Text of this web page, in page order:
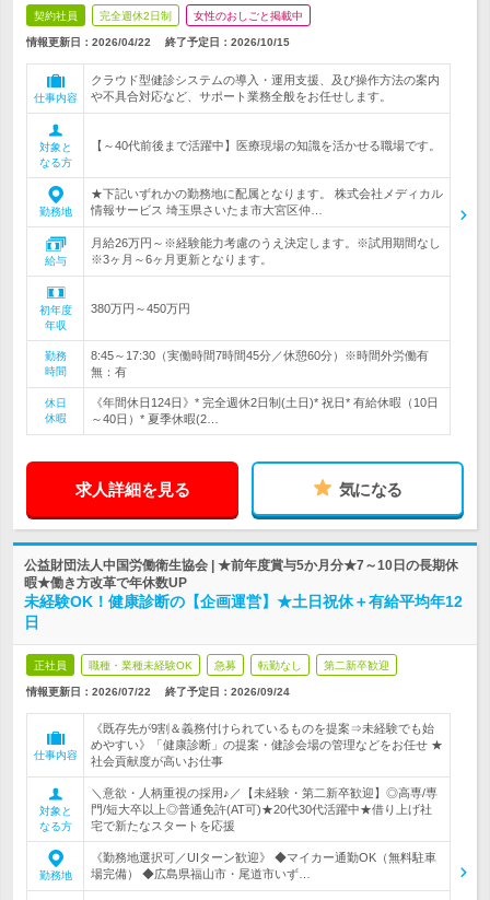
契約社員 完全週休2日制 女性のおしごと掲載中
情報更新日：2026/04/22 終了予定日： 2026/10/15
仕事内容
クラウド型健診システムの導入・運用支援、及び操作方法の案内
や不具合対応など、サポート業務全般をお任せします。
対象と
なる方
【～40代前後まで活躍中】医療現場の知識を活かせる職場です。
勤務地
★下記いずれかの勤務地に配属となります。 株式会社メディカル
情報サービス 埼玉県さいたま市大宮区仲…
給与
月給26万円～※経験能力考慮のうえ決定します。※試用期間なし
※3ヶ月～6ヶ月更新となります。
初年度
年収
380万円～450万円
勤務
時間
8:45～17:30（実働時間7時間45分／休憩60分）※時間外労働有
無：有
休日
休暇
《年間休日124日》* 完全週休2日制(土日)* 祝日* 有給休暇（10日
～40日）* 夏季休暇(2…
求人詳細を見る 気になる
公益財団法人中国労働衛生協会 | ★前年度賞与5か月分★7～10日の長期休
暇★働き方改革で年休数UP
未経験OK！健康診断の【企画運営】★土日祝休＋有給平均年12
日
正社員 職種・業種未経験OK 急募 転勤なし 第二新卒歓迎
情報更新日：2026/07/22 終了予定日： 2026/09/24
仕事内容
《既存先が9割＆義務付けられているものを提案⇒未経験でも始
めやすい》「健康診断」の提案・健診会場の管理などをお任せ ★
社会貢献度が高いお仕事
対象と
なる方
＼意欲・人柄重視の採用♪／【未経験・第二新卒歓迎】◎高専/専
門/短大卒以上◎普通免許(AT可)★20代30代活躍中★借り上げ社
宅で新たなスタートを応援
勤務地
《勤務地選択可／UIターン歓迎》 ◆マイカー通勤OK（無料駐車
場完備） ◆広島県福山市・尾道市いず…